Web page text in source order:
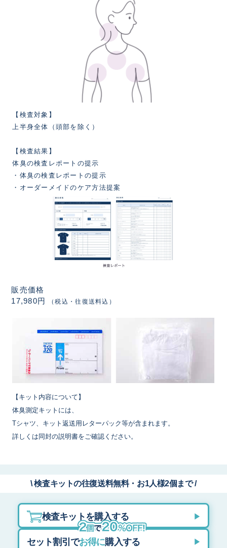
【検査対象】
上半身全体（頭部を除く）
【検査結果】
体臭の検査レポートの提示
・体臭の検査レポートの提示
・オーダーメイドのケア方法提案
販売価格
17,980円
（税込・往復送料込）
【キット内容について】
体臭測定キットには、
Tシャツ、キット返送用レターパック等が含まれます。
詳しくは同封の説明書をご確認ください。
\ 検査キットの往復送料無料・お1人様2個まで /
検査キットを購入する ▶
セット割引でお得に購入する ▶